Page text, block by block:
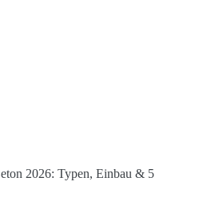
2026: Typen, Einbau & 5